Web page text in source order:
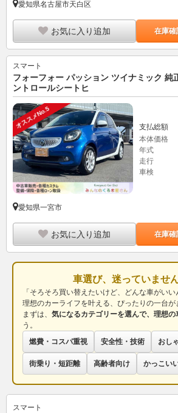
愛知県名古屋市天白区
お気に入り追加 在庫確
スマート
フォーフォー パッション ツイナミック 純
ントロールシートヒ
オススメNo.5 支払総額
本体価格
年式
走行
車検
愛知県一宮市
お気に入り追加 在庫確
車選び、迷っていませ
「そろそろ買い替えたいけど、どんな車がい
理想のカーライフを叶える、ぴったりの一台が
まずは、 気になるカテゴリーを選んで、理想の
う。
燃費・コスパ重視
安全性・技術 おし
街乗り・短距離 高齢者向け かっこい
スマート